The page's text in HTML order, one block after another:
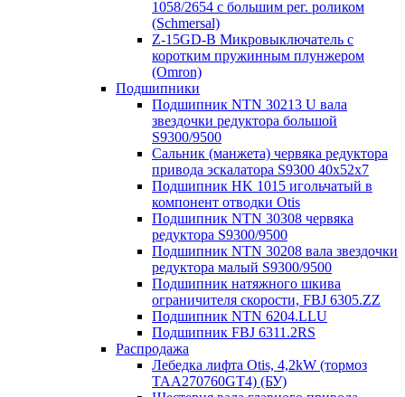
1058/2654 с большим рег. роликом
(Schmersal)
Z-15GD-B Микровыключатель с
коротким пружинным плунжером
(Omron)
Подшипники
Подшипник NTN 30213 U вала
звездочки редуктора большой
S9300/9500
Сальник (манжета) червяка редуктора
привода эскалатора S9300 40х52х7
Подшипник HK 1015 игольчатый в
компонент отводки Otis
Подшипник NTN 30308 червяка
редуктора S9300/9500
Подшипник NTN 30208 вала звездочки
редуктора малый S9300/9500
Подшипник натяжного шкива
ограничителя скорости, FBJ 6305.ZZ
Подшипник NTN 6204.LLU
Подшипник FBJ 6311.2RS
Распродажа
Лебедка лифта Otis, 4,2kW (тормоз
TAA270760GT4) (БУ)